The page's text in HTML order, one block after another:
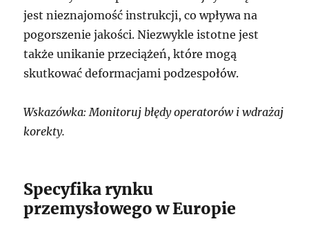
jest nieznajomość instrukcji, co wpływa na
pogorszenie jakości. Niezwykle istotne jest
także unikanie przeciążeń, które mogą
skutkować deformacjami podzespołów.
Wskazówka: Monitoruj błędy operatorów i wdrażaj
korekty.
Specyfika rynku
przemysłowego w Europie